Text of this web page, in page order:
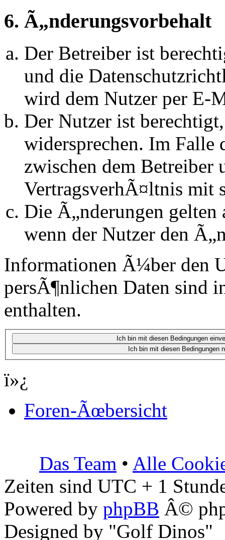
6. Ã„nderungsvorbehalt
Der Betreiber ist
und die
wird dem Nutzer per E-
Der Nutzer ist
widersprechen. Im Falle
zwischen dem Betreiber
VertragsverhÃ¤ltnis mit
Die Ã„nderungen
wenn der Nutzer den
Informationen Ã¼ber den
persÃ¶nlichen Daten sind
enthalten.
ï»¿
Foren-Ãœbersicht
Das Team • Alle
Zeiten sind UTC + 1
Powered by phpBB Â©
Designed by "Golf Dinos"